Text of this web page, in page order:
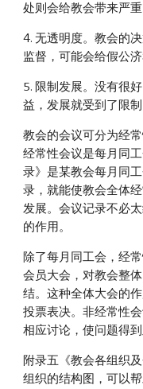
处则会给教会带来严重
4. 无透明度。教会的
监督，可能会给假公
5. 限制发展。没有很
益，发展就受到了限制
教会的会议可分为经
经常性会议是每月同
录》是某教会每月同
录，就能使教会全体
发展。会议记录不必
的作用。
除了每月同工会，经
会员大会，对教会整
结。这种全体大会的
投票表决。非经常性
相应讨论，使问题得到
附录五《教会各组织
组织的结构图，可以